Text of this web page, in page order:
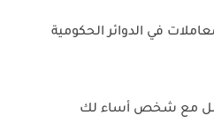
في الدوائر الحكومية
مع شخص أساء لك